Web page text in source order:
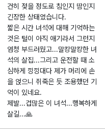
건히 젖을 정도로 침인지 땀인지
긴장한 상태였습니다.
짧은 시간 녀석에 대해 기억하는
것은 털이 아직 애기라서 그런지
엄청 부드러웠고...말캉말캉한 녀
석의 살집...그리고 운전할 때 소
심하게 낑낑대다 제가 머리에 손
을 얹으니 쥐죽은 듯 조용했던 기
억이 있네요.
제발...겁많은 이 녀석...행복하게
살길...🙏